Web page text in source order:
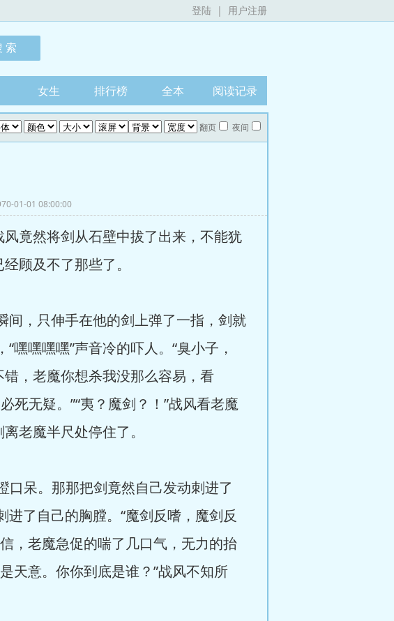
登陆 | 用户注册
女生 排行榜 全本 阅读记录
翻页 夜间
01-01 08:00:00
竟然将剑从石壁中拔了出来，不能犹
顾及不了那些了。
，只伸手在他的剑上弹了一指，剑就
嘿嘿嘿”声音冷的吓人。“臭小子，
，老魔你想杀我没那么容易，看
死无疑。”“夷？魔剑？！”战风看老魔
老魔半尺处停住了。
呆。那那把剑竟然自己发动刺进了
了自己的胸膛。“魔剑反嗜，魔剑反
，老魔急促的喘了几口气，无力的抬
天意。你你到底是谁？”战风不知所